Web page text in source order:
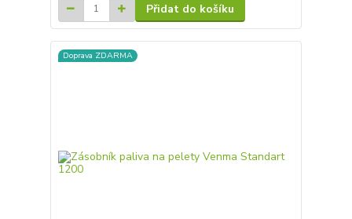
Přidat do košíku
Doprava ZDARMA